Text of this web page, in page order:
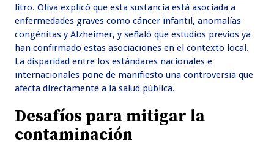
litro. Oliva explicó que esta sustancia está asociada a
enfermedades graves como cáncer infantil, anomalías
congénitas y Alzheimer, y señaló que estudios previos ya
han confirmado estas asociaciones en el contexto local.
La disparidad entre los estándares nacionales e
internacionales pone de manifiesto una controversia que
afecta directamente a la salud pública.
Desafíos para mitigar la
contaminación